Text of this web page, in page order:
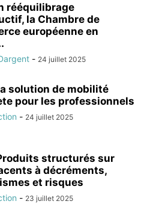
rééquilibrage
la Chambre de
européenne en
- 24 juillet 2025
solution de mobilité
pour les professionnels
- 24 juillet 2025
structurés sur
à décréments,
et risques
- 23 juillet 2025